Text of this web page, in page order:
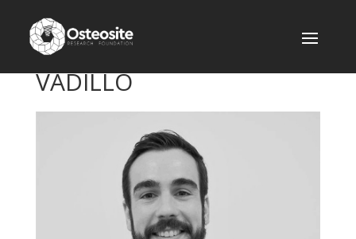
DR. OIER MONTALBÁN
VADILLO